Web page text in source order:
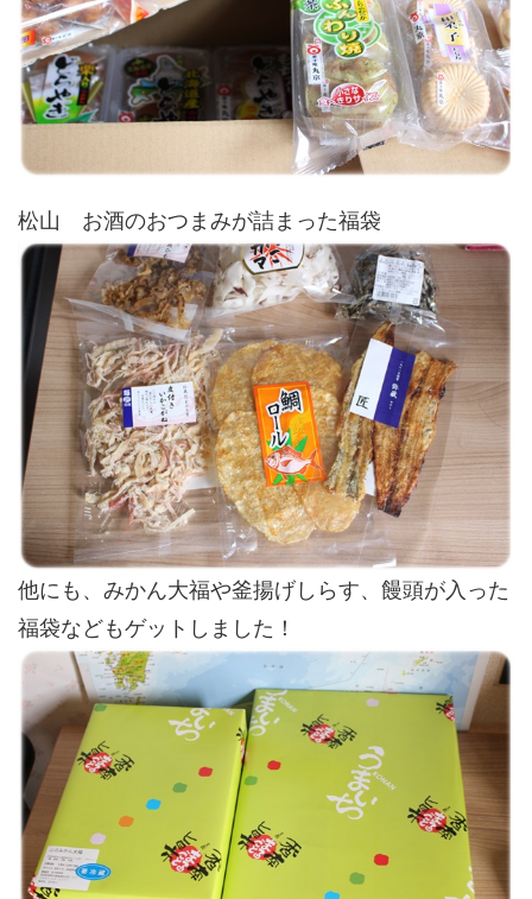
松山 お酒のおつまみが詰まった福袋
他にも、みかん大福や釜揚げしらす、饅頭が入った
福袋などもゲットしました！